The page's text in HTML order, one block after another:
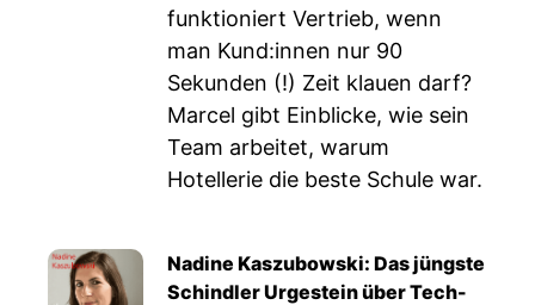
funktioniert Vertrieb, wenn
man Kund:innen nur 90
Sekunden (!) Zeit klauen darf?
Marcel gibt Einblicke, wie sein
Team arbeitet, warum
Hotellerie die beste Schule war.
Nadine Kaszubowski: Das jüngste
Schindler Urgestein über Tech-